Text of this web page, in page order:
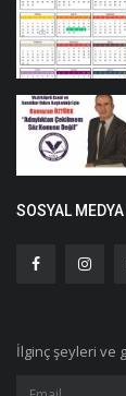
SOSYAL MEDYA
İlginç şeyleri ve